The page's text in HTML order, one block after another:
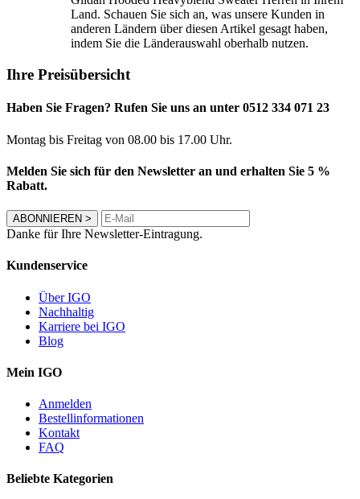
Land. Schauen Sie sich an, was unsere Kunden in
anderen Ländern über diesen Artikel gesagt haben,
indem Sie die Länderauswahl oberhalb nutzen.
Ihre Preisübersicht
Haben Sie Fragen? Rufen Sie uns an unter 0512 334 071 23
Montag bis Freitag von 08.00 bis 17.00 Uhr.
Melden Sie sich für den Newsletter an und erhalten Sie 5 %
Rabatt.
ABONNIEREN >
Danke für Ihre Newsletter-Eintragung.
Kundenservice
Über IGO
Nachhaltig
Karriere bei IGO
Blog
Mein IGO
Anmelden
Bestellinformationen
Kontakt
FAQ
Beliebte Kategorien